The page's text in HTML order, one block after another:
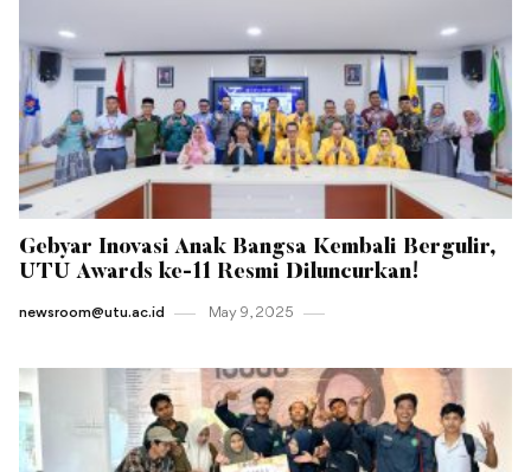
Gebyar Inovasi Anak Bangsa Kembali Bergulir,
UTU Awards ke-11 Resmi Diluncurkan!
newsroom@utu.ac.id May 9 , 2025